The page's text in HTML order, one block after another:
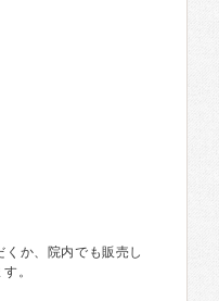
か、院内でも販売し
。